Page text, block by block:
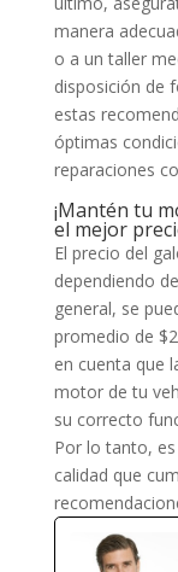
manera
o a un taller
disposición de
estas
óptimas
reparaciones
¡Mantén tu
el mejor
El precio del
dependiendo
general, se
promedio de
en cuenta que
motor de tu
su correcto
Por lo tanto,
calidad que